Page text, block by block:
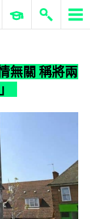
ERP 與商業 AI
無關 稱將兩